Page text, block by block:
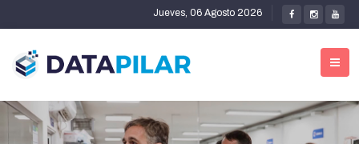
Jueves, 06 Agosto 2026